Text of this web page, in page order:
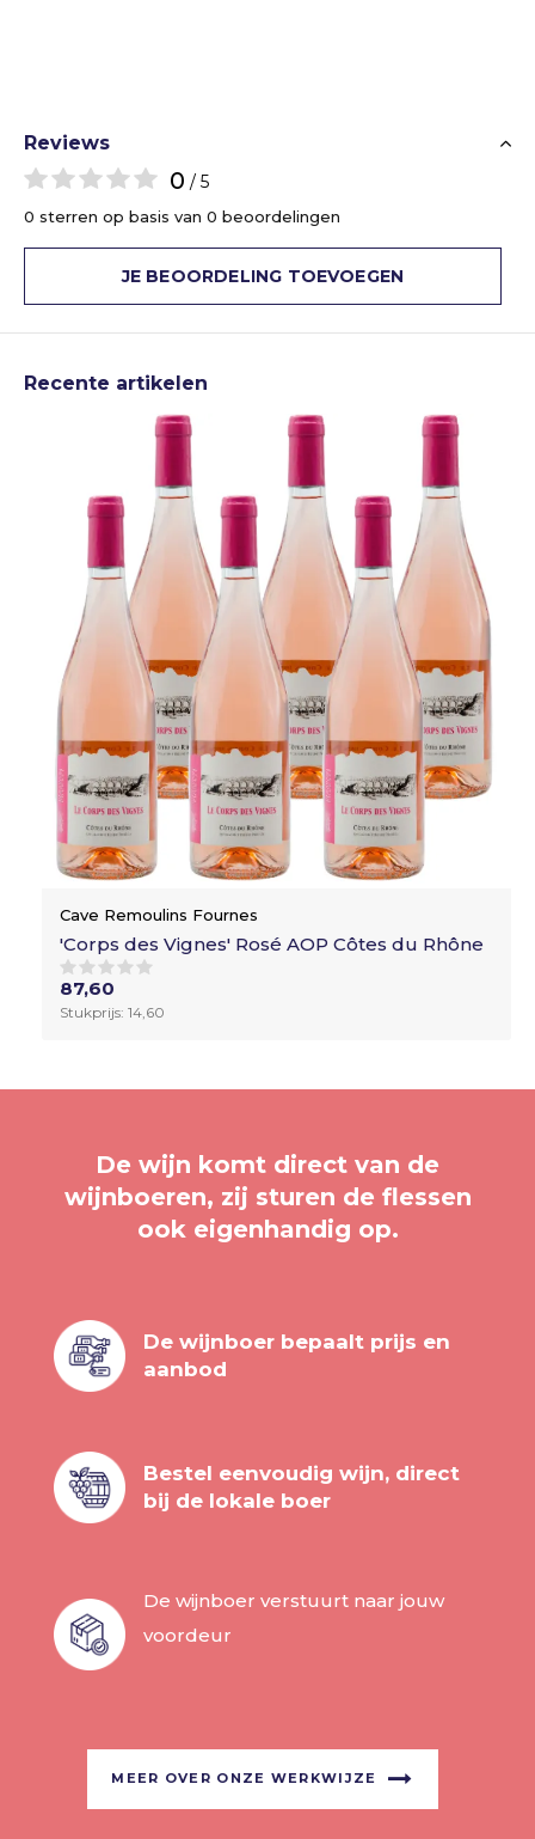
Reviews
0 / 5
0 sterren op basis van 0 beoordelingen
JE BEOORDELING TOEVOEGEN
Recente artikelen
Cave Remoulins Fournes
'Corps des Vignes' Rosé AOP Côtes du Rhône
87,60
Stukprijs: 14,60
De wijn komt direct van de
wijnboeren, zij sturen de flessen
ook eigenhandig op.
De wijnboer bepaalt prijs en
aanbod
Bestel eenvoudig wijn, direct
bij de lokale boer
De wijnboer verstuurt naar jouw
voordeur
MEER OVER ONZE WERKWIJZE